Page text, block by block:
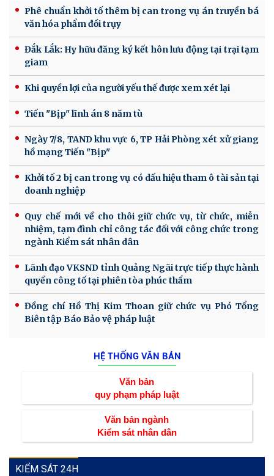
Phê chuẩn khởi tố thêm bị can trong vụ án truyền bá
văn hóa phẩm đồi trụy
Đắk Lắk: Hy hữu đăng ký kết hôn lưu động tại trại tạm
giam
Khi quyền lợi của người yếu thế được xem xét lại
Tiến "Bịp" lĩnh án 8 năm tù
Ngày 7/8, TAND khu vực 6, TP Hải Phòng xét xử giang
hồ mạng Tiến "Bịp"
Khởi tố 2 bị can trong vụ có dấu hiệu tham ô tài sản tại
doanh nghiệp
Quy chế mới về cho thôi giữ chức vụ, từ chức, miễn
nhiệm, tạm đình chỉ công tác đối với công chức trong
ngành Kiểm sát nhân dân
Lãnh đạo VKSND tỉnh Quảng Ngãi trực tiếp thực hành
quyền công tố tại phiên tòa phúc thẩm
Đồng chí Hồ Thị Kim Thoan giữ chức vụ Phó Tổng
Biên tập Báo Bảo vệ pháp luật
HỆ THỐNG VĂN BẢN
Văn bản
quy phạm pháp luật
Văn bản ngành
Kiểm sát nhân dân
KIỂM SÁT 24H